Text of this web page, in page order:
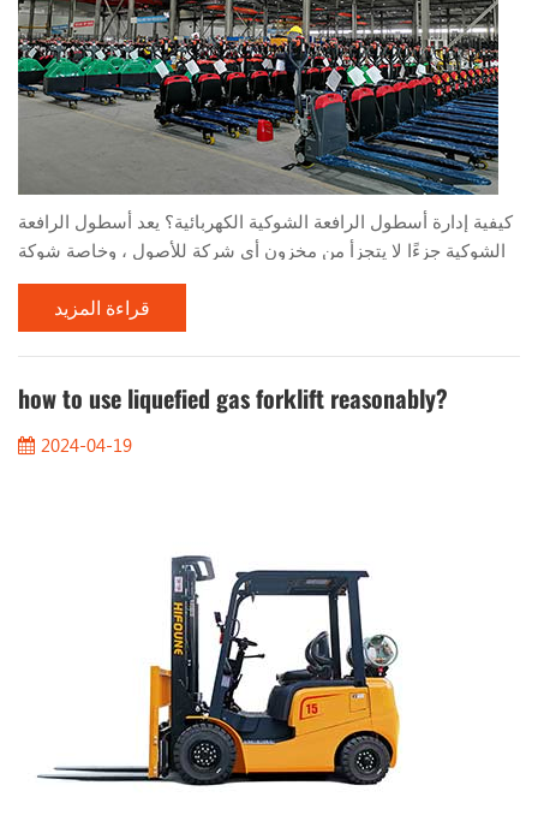
كيفية إدارة أسطول الرافعة الشوكية الكهربائية؟ يعد أسطول الرافعة
الشوكية جزءًا لا يتجزأ من مخزون أي شركة للأصول ، وخاصة شوكة
الشوكة الكهربائية. يستخدمون بطاريات الحمضات الرصاصية أو
بطاريات الليثيوم ، والتي تكون أكثر كفاءة وصديقة للبيئة من شوكة
الشوكة التقليدية التي تعمل بالوقود. بالنسبة للإدارة ، فإن ضمان
عمل هذه الأصول القيمة بأمان ، يتم شحن البطاريات بالكامل ، ويتم
الحفاظ على جميع المعدات بشكل صح...
قراءة المزيد
how to use liquefied gas forklift reasonably?
2024-04-19